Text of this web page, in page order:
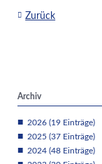
Zurück
Archiv
2026 (19 Einträge)
2025 (37 Einträge)
2024 (48 Einträge)